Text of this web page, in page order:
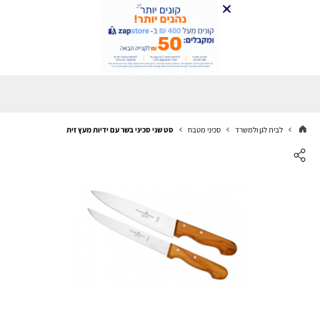
לבית לגן ולמשרד סכיני מטבח סט שני סכיני בשר עם ידיות מעץ זית